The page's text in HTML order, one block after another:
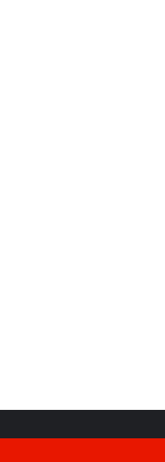
योजनाओं और विकास कार्यों की समीक्षा